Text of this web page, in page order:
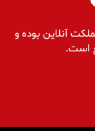
آنلاین بوده و
است.